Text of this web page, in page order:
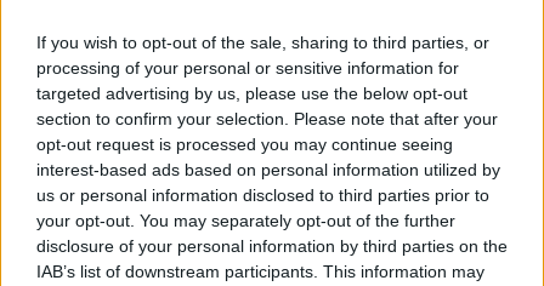
If you wish to opt-out of the sale, sharing to third parties, or
processing of your personal or sensitive information for
targeted advertising by us, please use the below opt-out
section to confirm your selection. Please note that after your
opt-out request is processed you may continue seeing
interest-based ads based on personal information utilized by
us or personal information disclosed to third parties prior to
your opt-out. You may separately opt-out of the further
disclosure of your personal information by third parties on the
IAB’s list of downstream participants. This information may
barátságos illat, körtével és déligyümölcsökkel,
árnyalatnyi ásványossággal, kevéske fás
likőrösséggel. Közepes test, becsületes szerkezet, a
savak intelligensek, megtámasztják a magas
alkoholt. Nem zamatbajnok, de vannak rétegei, és
lecsengéséből sem hiányoznak a gyümölcsök.
Ugyanaz az iskola és minőség a kezdetek óta,
elismerés jár az ilyesminek.6 pont.